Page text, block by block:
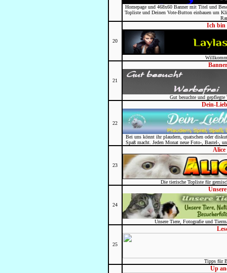
Homepage und 468x60 Banner mit Titel und
Topliste und Deinen Vote-Button einbauen um
20
Ich bin
21
Gut besuchte und
22
Dein-
Bei uns könnt ihr plaudern, quatschen oder
Spaß macht. Jeden Monat neue Foto-, Bastel-,
23
Alice
Die tierische Topliste für
24
Unsere Tiere, Fotografie und
25
Tipps für
Up